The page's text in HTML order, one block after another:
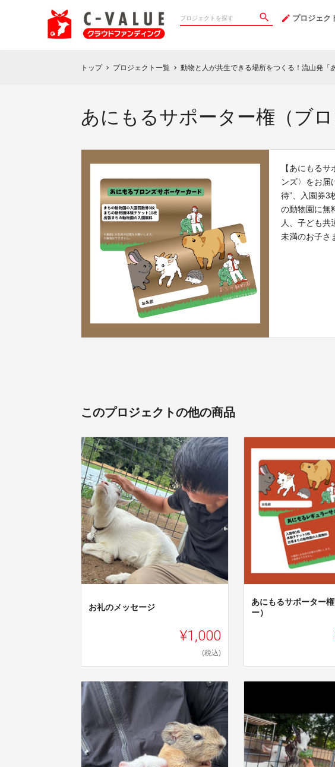
プロジェク
トップ chevron_right プロジェクト一覧 chevron_right 動物と人が共生できる場所をつくる！流山発「
あにもるサポーター権（ブロ
【あにもる
ンズ〉をお届
待”、入園券3
の動物園に無
人、子ども共
未満のお子さ
このプロジェクトの他の商品
お礼のメッセージ
¥1,000
(税込)
あにもるサポーター
ー）